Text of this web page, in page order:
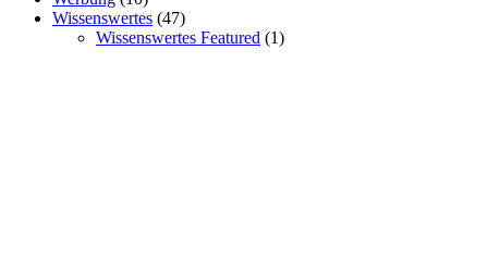
Wissenswertes (47)
Wissenswertes Featured (1)